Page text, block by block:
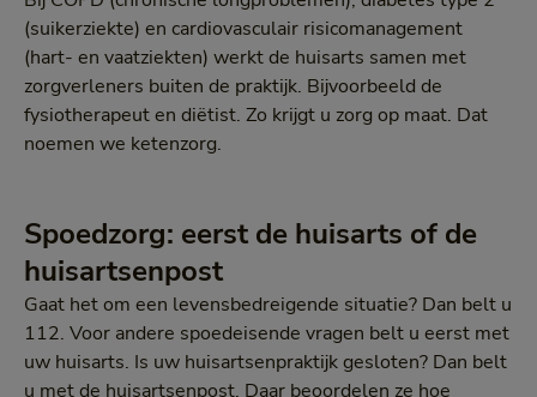
(suikerziekte) en cardiovasculair risicomanagement
(hart- en vaatziekten) werkt de huisarts samen met
zorgverleners buiten de praktijk. Bijvoorbeeld de
fysiotherapeut en diëtist. Zo krijgt u zorg op maat. Dat
noemen we ketenzorg.
Spoedzorg: eerst de huisarts of de
huisartsenpost
Gaat het om een levensbedreigende situatie? Dan belt u
112. Voor andere spoedeisende vragen belt u eerst met
uw huisarts. Is uw huisartsenpraktijk gesloten? Dan belt
u met de huisartsenpost. Daar beoordelen ze hoe